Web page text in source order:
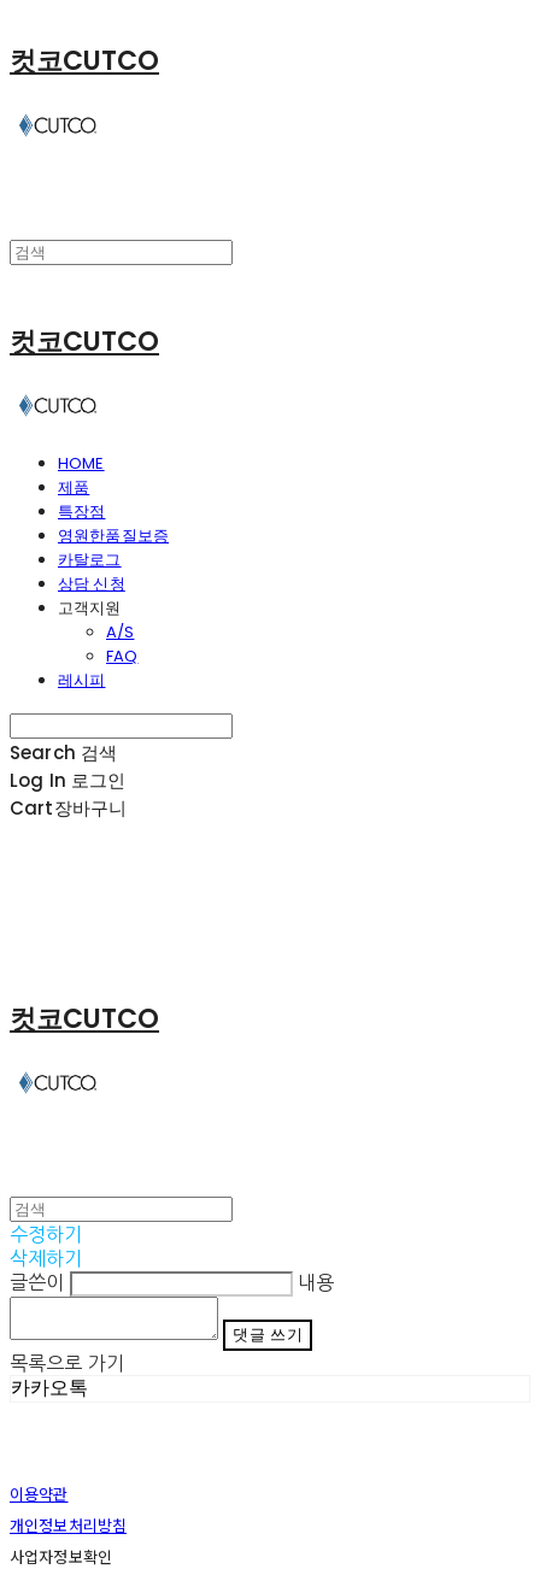
컷코CUTCO
컷코CUTCO
HOME
제품
특장점
영원한품질보증
카탈로그
상담 신청
고객지원
A/S
FAQ
레시피
Search 검색
Log In 로그인
Cart장바구니
컷코CUTCO
수정하기
삭제하기
글쓴이
내용
댓글 쓰기
목록으로 가기
카카오톡
이용약관
개인정보처리방침
사업자정보확인